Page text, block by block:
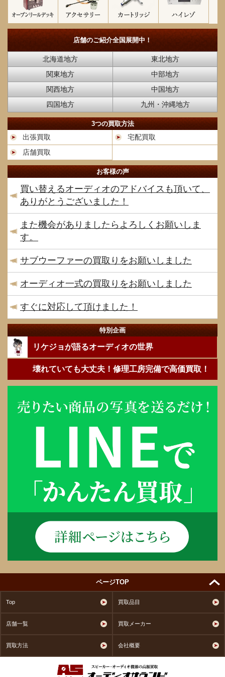
店舗のご紹介全国展開中！
北海道地方
東北地方
関東地方
中部地方
関西地方
中国地方
四国地方
九州・沖縄地方
3つの買取方法
出張買取
宅配買取
店舗買取
お客様の声
買い替えるオーディオのアドバイスも頂いて、
ありがとうございました！
また機会がありましたらよろしくお願いしま
す。
サブウーファーの買取りをお願いしました
オーディオ一式の買取りをお願いしました
すぐに対応して頂けました！
特別企画
リケジョが語るオーディオの世界
壊れていても大丈夫！修理工房完備で高価買取！
ページTOP
Top 買取品目
店舗一覧 買取メーカー
買取方法 会社概要